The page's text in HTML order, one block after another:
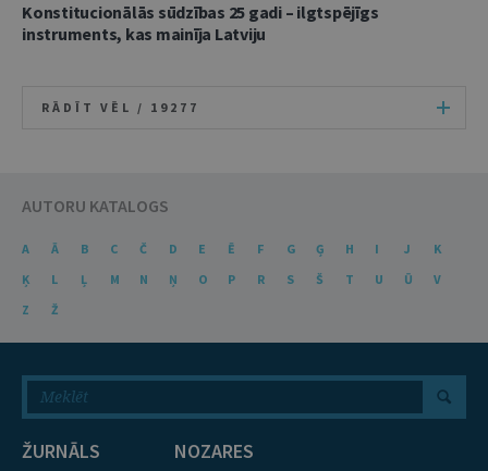
Konstitucionālās sūdzības 25 gadi – ilgtspējīgs
instruments, kas mainīja Latviju
RĀDĪT VĒL / 19277
AUTORU KATALOGS
A Ā B C Č D E Ē F G Ģ H I J
K
Ķ
L Ļ M N Ņ O P R S Š T U Ū
V
Z
Ž
ŽURNĀLS NOZARES